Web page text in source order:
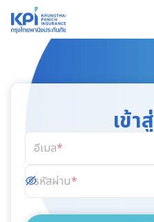
เข้า
อีเมล
รหัสผ่าน